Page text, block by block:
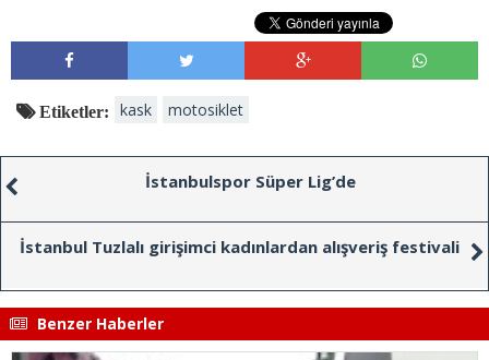
Etiketler: kask motosiklet
İstanbulspor Süper Lig’de
İstanbul Tuzlalı girişimci kadınlardan alışveriş festivali
Benzer Haberler